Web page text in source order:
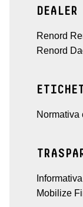
Renord
Renord
Normativa
Mobilize